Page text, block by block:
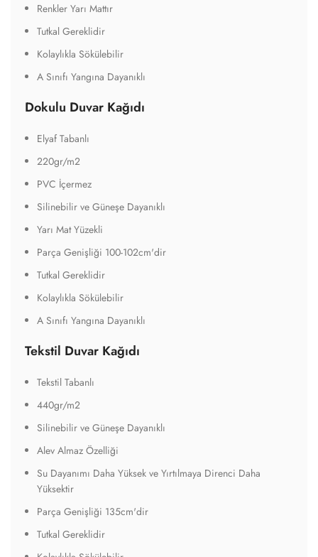
Renkler Yarı Mattır
Tutkal Gereklidir
Kolaylıkla Sökülebilir
A Sınıfı Yangına Dayanıklı
Dokulu Duvar Kağıdı
Elyaf Tabanlı
220gr/m2
PVC İçermez
Silinebilir ve Güneşe Dayanıklı
Yarı Mat Yüzekli
Parça Genişliği 100-102cm'dir
Tutkal Gereklidir
Kolaylıkla Sökülebilir
A Sınıfı Yangına Dayanıklı
Tekstil Duvar Kağıdı
Tekstil Tabanlı
440gr/m2
Silinebilir ve Güneşe Dayanıklı
Alev Almaz Özelliği
Su Dayanımı Daha Yüksek ve Yırtılmaya Direnci Daha
Yüksektir
Parça Genişliği 135cm'dir
Tutkal Gereklidir